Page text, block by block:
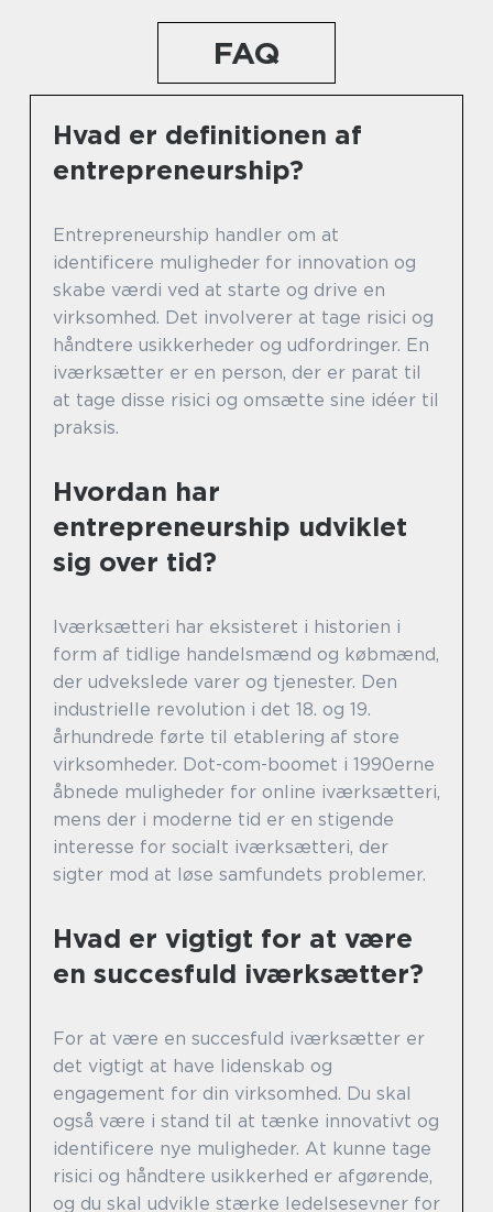
FAQ
Hvad er definitionen af
entrepreneurship?
Entrepreneurship handler om at
identificere muligheder for innovation og
skabe værdi ved at starte og drive en
virksomhed. Det involverer at tage risici og
håndtere usikkerheder og udfordringer. En
iværksætter er en person, der er parat til
at tage disse risici og omsætte sine idéer til
praksis.
Hvordan har
entrepreneurship udviklet
sig over tid?
Iværksætteri har eksisteret i historien i
form af tidlige handelsmænd og købmænd,
der udvekslede varer og tjenester. Den
industrielle revolution i det 18. og 19.
århundrede førte til etablering af store
virksomheder. Dot-com-boomet i 1990erne
åbnede muligheder for online iværksætteri,
mens der i moderne tid er en stigende
interesse for socialt iværksætteri, der
sigter mod at løse samfundets problemer.
Hvad er vigtigt for at være
en succesfuld iværksætter?
For at være en succesfuld iværksætter er
det vigtigt at have lidenskab og
engagement for din virksomhed. Du skal
også være i stand til at tænke innovativt og
identificere nye muligheder. At kunne tage
risici og håndtere usikkerhed er afgørende,
og du skal udvikle stærke ledelsesevner for